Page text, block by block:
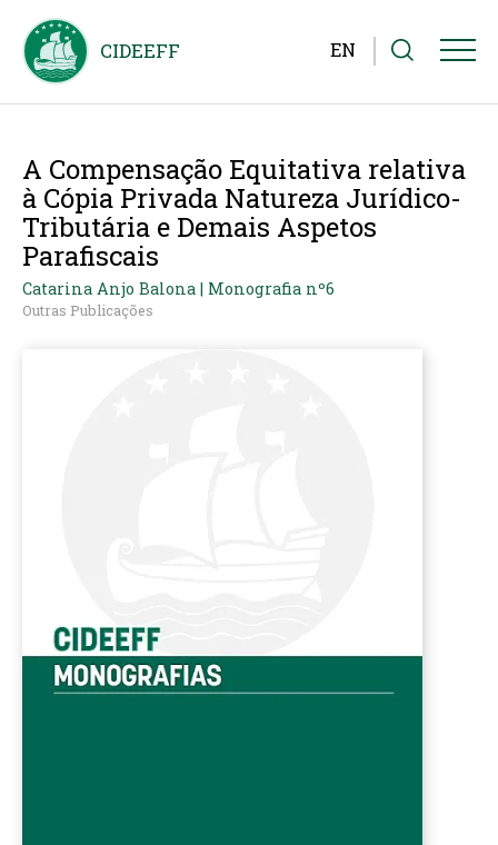
EN
A Compensação Equitativa relativa
à Cópia Privada Natureza Jurídico-
Tributária e Demais Aspetos
Parafiscais
Catarina Anjo Balona | Monografia nº6
Outras Publicações